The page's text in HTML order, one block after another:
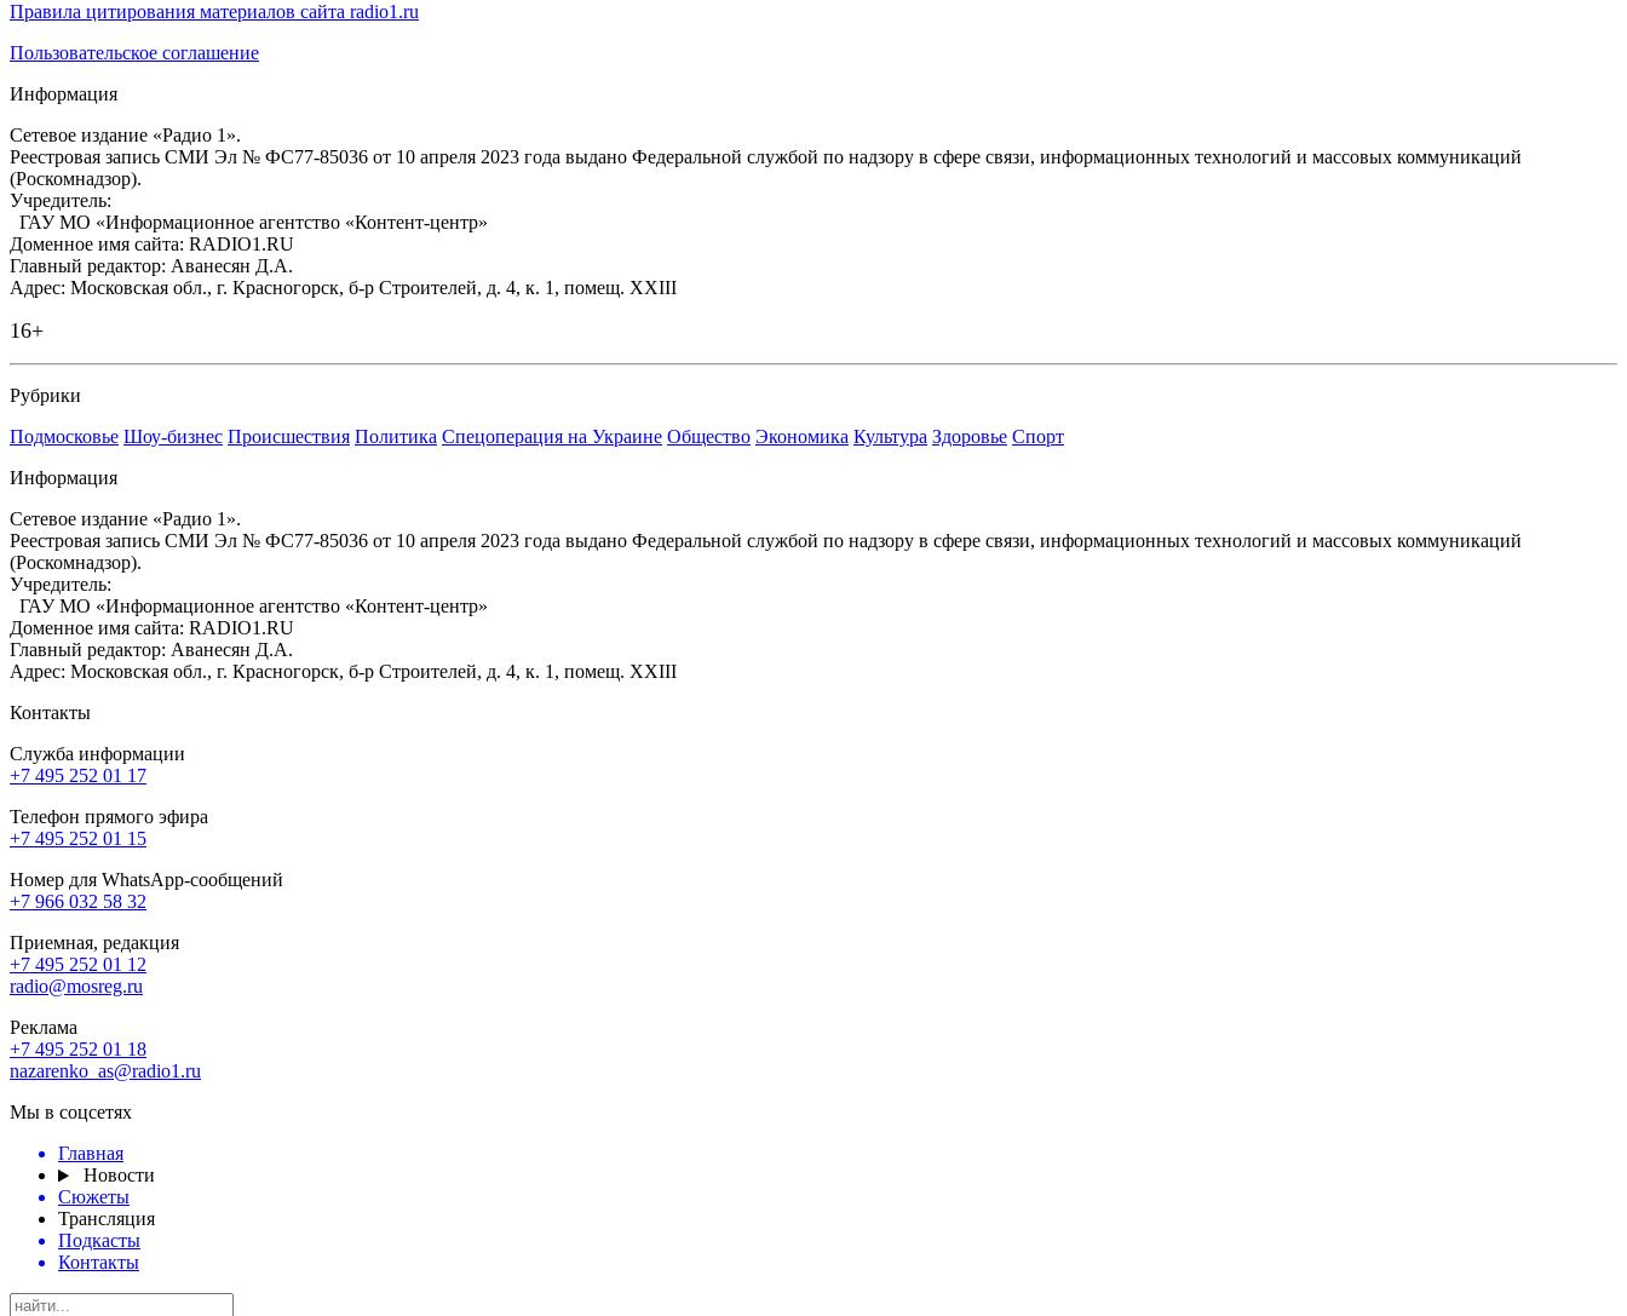
Правила цитирования материалов сайта radio1.ru
Пользовательское соглашение
Информация
Сетевое издание «Радио 1».
Реестровая запись СМИ Эл № ФС77-85036 от 10 апреля 2023 года выдано Федеральной службой по надзору в сфере связи, информационных технологий и массовых коммуникаций
(Роскомнадзор).
Учредитель:
ГАУ МО «Информационное агентство «Контент-центр»
Доменное имя сайта: RADIO1.RU
Главный редактор: Аванесян Д.А.
Адрес: Московская обл., г. Красногорск, б-р Строителей, д. 4, к. 1, помещ. XXIII
16+
Рубрики
Подмосковье Шоу-бизнес Происшествия Политика Спецоперация на Украине Общество Экономика Культура Здоровье Спорт
Информация
Сетевое издание «Радио 1».
Реестровая запись СМИ Эл № ФС77-85036 от 10 апреля 2023 года выдано Федеральной службой по надзору в сфере связи, информационных технологий и массовых коммуникаций
(Роскомнадзор).
Учредитель:
ГАУ МО «Информационное агентство «Контент-центр»
Доменное имя сайта: RADIO1.RU
Главный редактор: Аванесян Д.А.
Адрес: Московская обл., г. Красногорск, б-р Строителей, д. 4, к. 1, помещ. XXIII
Контакты
Служба информации
+7 495 252 01 17
Телефон прямого эфира
+7 495 252 01 15
Номер для WhatsApp-сообщений
+7 966 032 58 32
Приемная, редакция
+7 495 252 01 12
radio@mosreg.ru
Реклама
+7 495 252 01 18
nazarenko_as@radio1.ru
Мы в соцсетях
Главная
Новости
Сюжеты
Трансляция
Подкасты
Контакты